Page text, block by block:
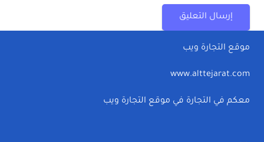
إرسال التعليق
موقع التجارة ويب
www.alttejarat.com
معكم في التجارة في موقع التجارة ويب